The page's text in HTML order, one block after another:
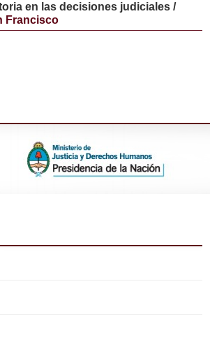
en las decisiones judiciales /
Francisco